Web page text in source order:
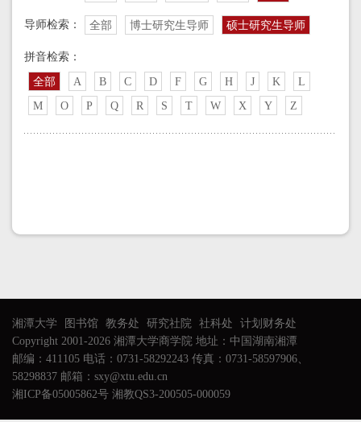
导师检索： 全部 博士研究生导师 硕士研究生导师
拼音检索：
全部 A B C D F G H J K
L
M
O P Q R S T W X Y Z
湘潭大学 图书馆 教务处 研究社院 社科处
计划财务处
Copyright 2001-2026 湘潭大学商学院 地址：中国湖南湘潭
邮编：411105 电话：0731-58292243 传真：0731-58597906、
58298837 邮箱：sxy@xtu.edu.cn
湘ICP备05005862号 湘教QS3-200505-000059